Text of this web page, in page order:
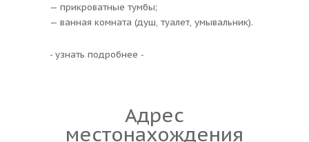
— прикроватные тумбы;
— ванная комната (душ, туалет, умывальник).
- узнать подробнее -
Адрес
местонахождения